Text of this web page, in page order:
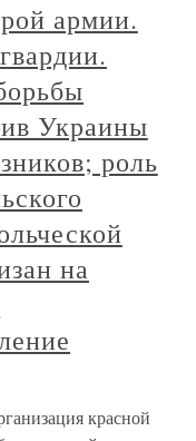
армии.
Украины
роль
на
красной